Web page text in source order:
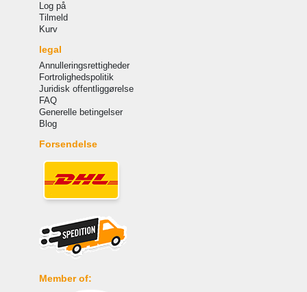
Log på
Tilmeld
Kurv
legal
Annulleringsrettigheder
Fortrolighedspolitik
Juridisk offentliggørelse
FAQ
Generelle betingelser
Blog
Forsendelse
Member of: